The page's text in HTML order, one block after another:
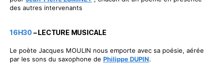
des autres intervenants
16H30– LECTURE MUSICALE
Le poète Jacques MOULIN nous emporte avec sa poésie, aérée
par les sons du saxophone de Philippe DUPIN.